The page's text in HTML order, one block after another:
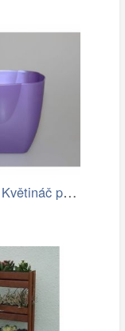
HEIDRUN - Květináč plast 16x16cm různé…